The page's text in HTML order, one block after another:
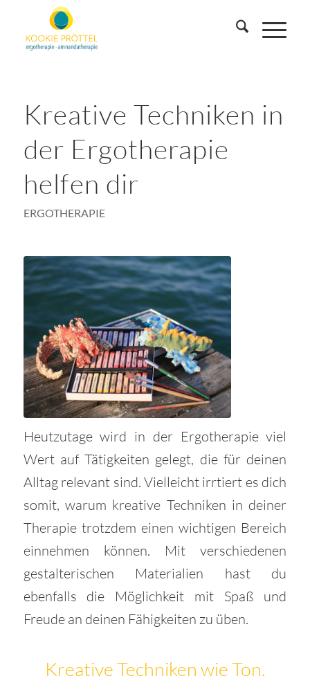
Kreative Techniken in
der Ergotherapie
helfen dir
ERGOTHERAPIE
Heutzutage wird in der Ergotherapie viel
Wert auf Tätigkeiten gelegt, die für deinen
Alltag relevant sind. Vielleicht irrtiert es dich
somit, warum kreative Techniken in deiner
Therapie trotzdem einen wichtigen Bereich
einnehmen können. Mit verschiedenen
gestalterischen Materialien hast du
ebenfalls die Möglichkeit mit Spaß und
Freude an deinen Fähigkeiten zu üben.
Kreative Techniken wie Ton,